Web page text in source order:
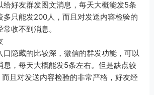
给好友群发图文消息，每天大概能发5条
多只能发200人，而且对发送内容检验的
收不到消息。
口隐藏的比较深，微信的群发功能，可以
息，每天大概能发5条左右。但是缺点较
且对发送内容检验的非常严格，好友经